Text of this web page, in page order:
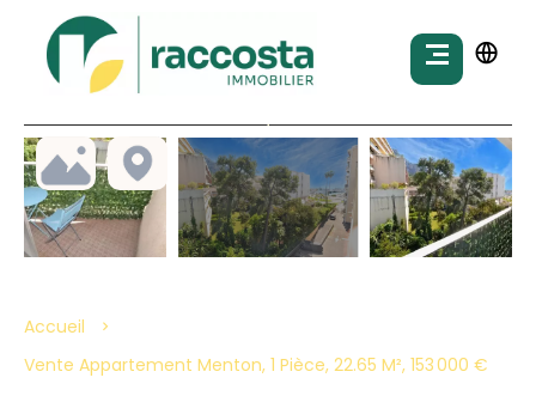
Accueil
Vente Appartement Menton, 1 Pièce, 22.65 M², 153 000 €